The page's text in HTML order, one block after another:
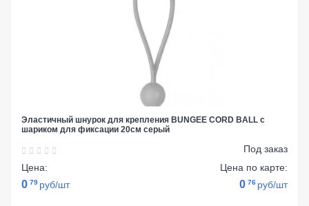
Эластичный шнурок для крепления BUNGEE CORD BALL с
шариком для фиксации 20см серый
Под заказ
Цена:
0 79 руб/шт
Цена по карте:
0 76 руб/шт